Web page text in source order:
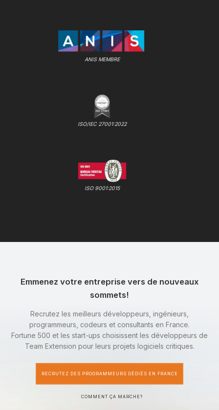
ANIS MEMBRE
ISO/IEC 27001:2022
ISO 9001:2015
Emmenez votre entreprise vers de nouveaux
sommets!
Recrutez les meilleurs développeurs, ingénieurs,
programmeurs, codeurs et consultants en France.
Fortune 500 et les start-ups choisissent les développeurs de
Team Extension pour leurs projets logiciels critiques.
RECRUTEZ DES PROGRAMMEURS DÉDIÉS EN FRANCE
COMMENT ÇA MARCHE?